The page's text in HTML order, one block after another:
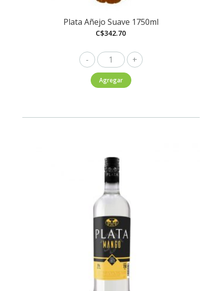
Plata Añejo Suave 1750ml
C$342.70
Plata
Añejo
Suave
Agregar